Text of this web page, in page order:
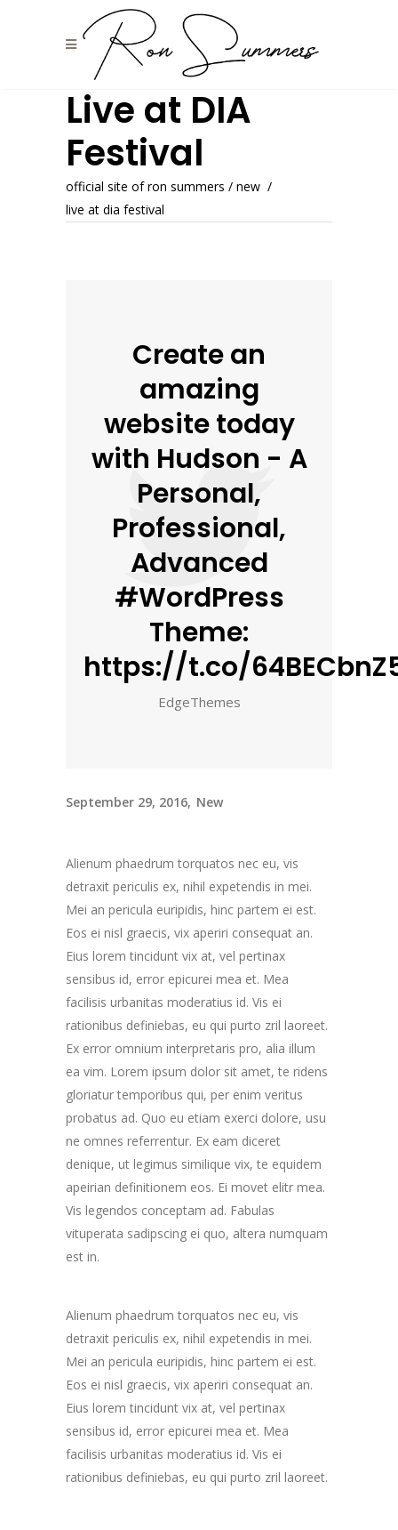
Live at DIA
Festival
official site of ron summers / new /
live at dia festival
Create an
amazing
website today
with Hudson - A
Personal,
Professional,
Advanced
#WordPress
Theme:
https://t.co/
EdgeThemes
September 29, 2016 New
Alienum phaedrum torquatos nec eu, vis
detraxit periculis ex, nihil expetendis in mei.
Mei an pericula euripidis, hinc partem ei est.
Eos ei nisl graecis, vix aperiri consequat an.
Eius lorem tincidunt vix at, vel pertinax
sensibus id, error epicurei mea et. Mea
facilisis urbanitas moderatius id. Vis ei
rationibus definiebas, eu qui purto zril laoreet.
Ex error omnium interpretaris pro, alia illum
ea vim. Lorem ipsum dolor sit amet, te ridens
gloriatur temporibus qui, per enim veritus
probatus ad. Quo eu etiam exerci dolore, usu
ne omnes referrentur. Ex eam diceret
denique, ut legimus similique vix, te equidem
apeirian definitionem eos. Ei movet elitr mea.
Vis legendos conceptam ad. Fabulas
vituperata sadipscing ei quo, altera numquam
est in.
Alienum phaedrum torquatos nec eu, vis
detraxit periculis ex, nihil expetendis in mei.
Mei an pericula euripidis, hinc partem ei est.
Eos ei nisl graecis, vix aperiri consequat an.
Eius lorem tincidunt vix at, vel pertinax
sensibus id, error epicurei mea et. Mea
facilisis urbanitas moderatius id. Vis ei
rationibus definiebas, eu qui purto zril laoreet.